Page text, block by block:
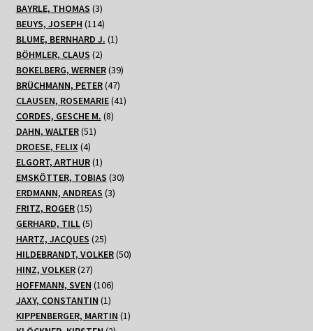
Produkte
BAYRLE, THOMAS 33
Produkte
BEUYS, JOSEPH 114114
Produkte
BLUME, BERNHARD J. 11
BÖHMLER, CLAUS 22
Produkte
BOKELBERG, WERNER 3939
BRÜCHMANN, PETER 4747
Produkte
CLAUSEN, ROSEMARIE 4141
CORDES, GESCHE M. 88
DAHN, WALTER 5151
DROESE, FELIX 44
Produkte
ELGORT, ARTHUR 11
Produkt
EMSKÖTTER, TOBIAS 3030
ERDMANN, ANDREAS 33
FRITZ, ROGER 1515
Produkte
GERHARD, TILL 55
Produkte
HARTZ, JACQUES 2525
Produkte
HILDEBRANDT, VOLKER 5050
HINZ, VOLKER 2727
Produkte
HOFFMANN, SVEN 106106
Produkte
JAXY, CONSTANTIN 11
Produkt
KIPPENBERGER, MARTIN 11